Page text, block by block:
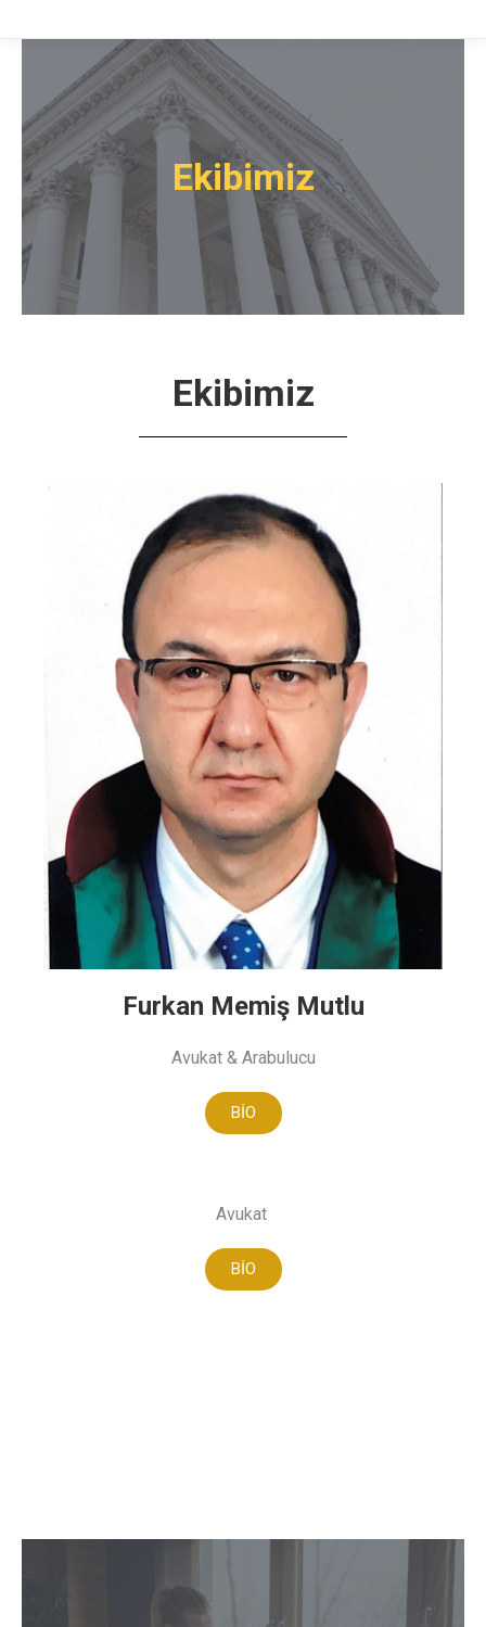
Ekibimiz
Ekibimiz
Furkan Memiş Mutlu
Avukat & Arabulucu
BİO
Avukat
BİO